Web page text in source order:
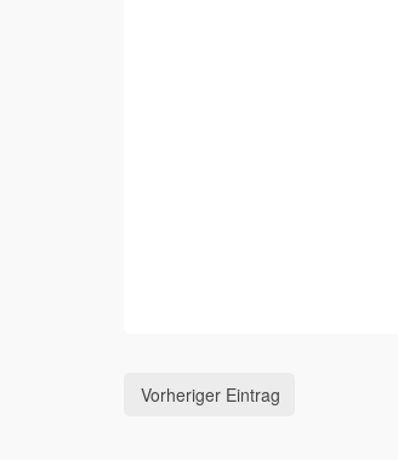
Vorheriger Eintrag